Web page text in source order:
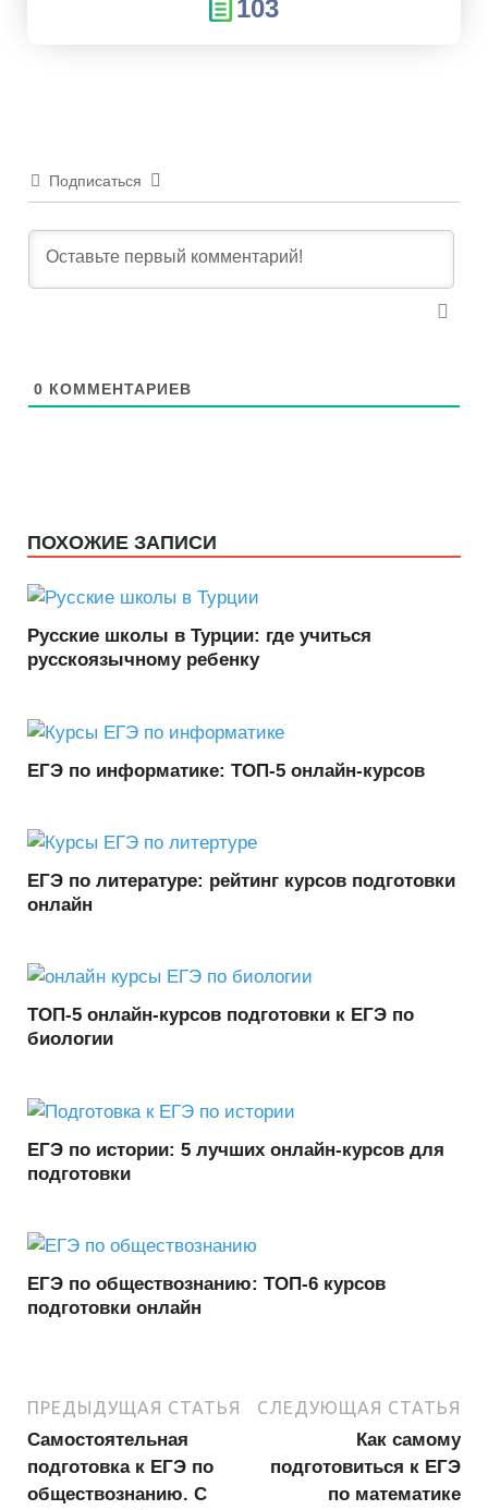
103
Подписаться
0 КОММЕНТАРИЕВ
ПОХОЖИЕ ЗАПИСИ
Русские школы в Турции: где учиться
русскоязычному ребенку
ЕГЭ по информатике: ТОП-5 онлайн-курсов
ЕГЭ по литературе: рейтинг курсов подготовки
онлайн
ТОП-5 онлайн-курсов подготовки к ЕГЭ по
биологии
ЕГЭ по истории: 5 лучших онлайн-курсов для
подготовки
ЕГЭ по обществознанию: ТОП-6 курсов
подготовки онлайн
ПРЕДЫДУЩАЯ СТАТЬЯ
Самостоятельная
подготовка к ЕГЭ по
обществознанию. С
СЛЕДУЮЩАЯ СТАТЬЯ
Как самому
подготовиться к ЕГЭ
по математике